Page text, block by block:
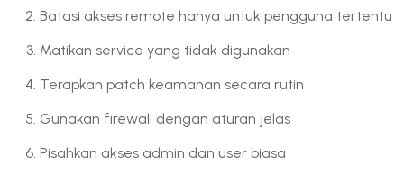
Batasi akses remote hanya untuk pengguna tertentu
Matikan service yang tidak digunakan
Terapkan patch keamanan secara rutin
Gunakan firewall dengan aturan jelas
Pisahkan akses admin dan user biasa